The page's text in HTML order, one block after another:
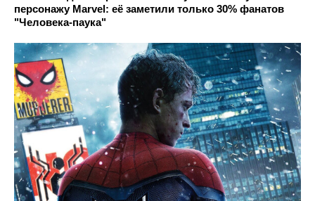
персонажу Marvel: её заметили только 30% фанатов
"Человека-паука"